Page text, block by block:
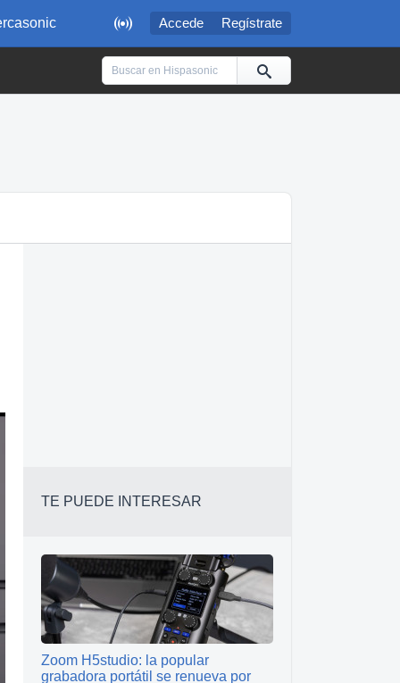
 Accede Regístrate
TE PUEDE INTERESAR
Zoom H5studio: la popular
grabadora portátil se renueva por